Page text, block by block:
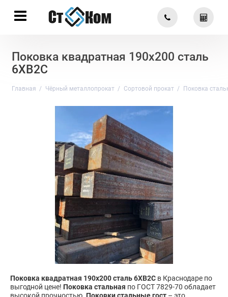
Поковка квадратная 190х200 сталь
6ХВ2С
Главная Чёрный металлопрокат Сортовой прокат Поковка
Поковка квадратная 190х200 сталь 6ХВ2С в Краснодаре по
выгодной цене! Поковка стальная по ГОСТ 7829-70 обладает